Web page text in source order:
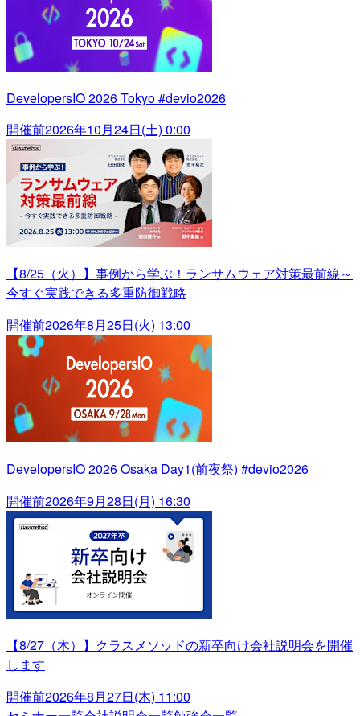
DevelopersIO 2026 Tokyo #devio2026
開催前2026年10月24日(土) 0:00
【8/25（火）】事例から学ぶ！ランサムウェア対策最前線～
今すぐ実践できる多重防御戦略
開催前2026年8月25日(火) 13:00
DevelopersIO 2026 Osaka Day1(前夜祭) #devio2026
開催前2026年9月28日(月) 16:30
【8/27（木）】クラスメソッドの新卒向け会社説明会を開催
します
開催前2026年8月27日(木) 11:00